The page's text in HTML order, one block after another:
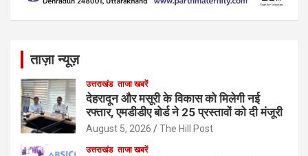
ताज़ा न्यूज़
उत्तराखंड ताजा खबरें
देहरादून और मसूरी के विकास को मिलेगी नई
रफ्तार, एमडीडीए बोर्ड ने 25 प्रस्तावों को दी मंजूरी
August 5, 2026 The Hill Post
उत्तराखंड ताजा खबरें